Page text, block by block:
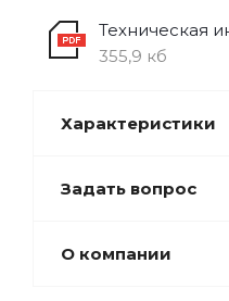
Техническая
355,9 кб
Характеристики
Задать вопрос
О компании